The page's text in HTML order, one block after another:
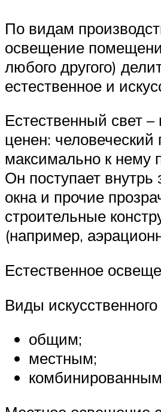
По видам
освещение
любого другого)
естественное и
Естественный свет
ценен: человеческий
максимально к нему
Он поступает внутрь
окна и прочие
строительные
(например,
Естественное
Виды
общим;
местным;